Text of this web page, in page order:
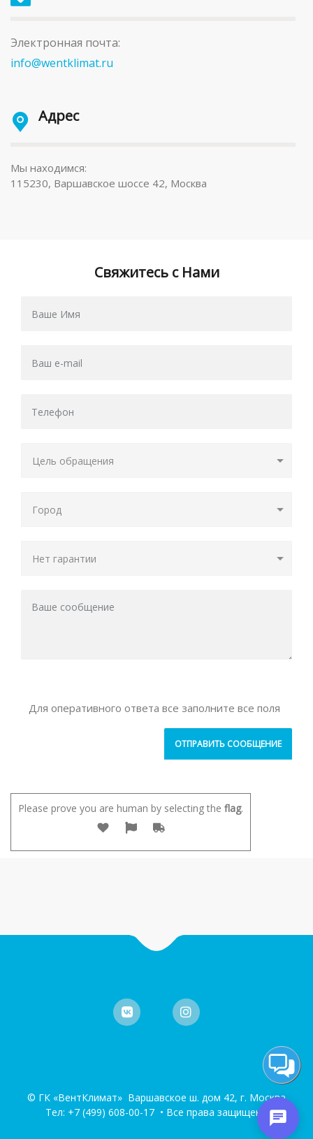
Электронная почта:
info@wentklimat.ru
Адрес
Мы находимся:
115230, Варшавское шоссе 42, Москва
Свяжитесь с Нами
Для оперативного ответа все заполните все поля
Please prove you are human by selecting the flag.
© ГК «ВентКлимат» Варшавское ш. дом 42, г. Москва
Тел: +7 (499) 608-00-17• Все права защищены